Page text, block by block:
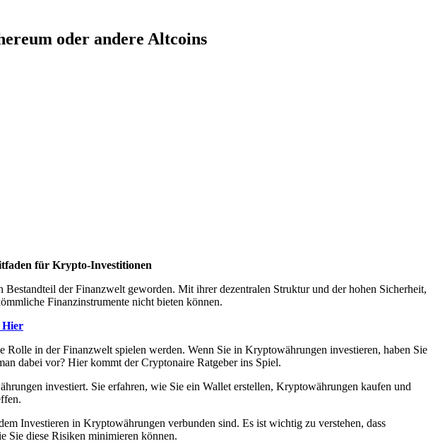
oder andere Altcoins
für Krypto-Investitionen
der Finanzwelt geworden. Mit ihrer dezentralen Struktur und der hohen Sicherheit,
Finanzinstrumente nicht bieten können.
Hier
in der Finanzwelt spielen werden. Wenn Sie in Kryptowährungen investieren, haben Sie
dabei vor? Hier kommt der Cryptonaire Ratgeber ins Spiel.
investiert. Sie erfahren, wie Sie ein Wallet erstellen, Kryptowährungen kaufen und
Investieren in Kryptowährungen verbunden sind. Es ist wichtig zu verstehen, dass
Sie diese Risiken minimieren können.